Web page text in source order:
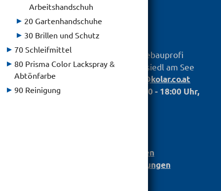
Arbeitshandschuh
20 Gartenhandschuhe
30 Brillen und Schutz
70 Schleifmittel
80 Prisma Color Lackspray &
Abtönfarbe
90 Reinigung

KOLARBaustoff GmbH
hagebauprofi
Untere Hauptstr. 79, 7100 Neusiedl am See
Telefon:
info@kolar.co.at
Öffnungszeiten: Mo. bis Fr.: 07.00 - 18:00 Uhr,
Leistungserklärungen
Barrierefreiheit Einstellungen